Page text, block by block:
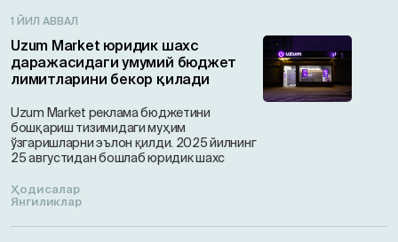
1 ЙИЛ АВВАЛ
Uzum Market юридик шахс
даражасидаги умумий бюджет
лимитларини бекор қилади
Uzum Market реклама бюджетини
бошқариш тизимидаги муҳим
ўзгаришларни эълон қилди. 2025 йилнинг
25 августидан бошлаб юридик шахс
Ҳодисалар
Янгиликлар